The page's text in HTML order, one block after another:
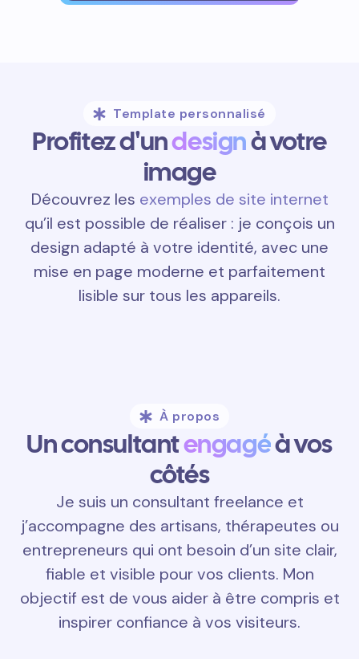
Template personnalisé
Profitez d'undesignà votre
image
Découvrez les exemples de site internet
qu’il est possible de réaliser : je conçois un
design adapté à votre identité, avec une
mise en page moderne et parfaitement
lisible sur tous les appareils.
À propos
Un consultantengagéà vos
côtés
Je suis un consultant freelance et
j’accompagne des artisans, thérapeutes ou
entrepreneurs qui ont besoin d’un site clair,
fiable et visible pour vos clients. Mon
objectif est de vous aider à être compris et
inspirer confiance à vos visiteurs.